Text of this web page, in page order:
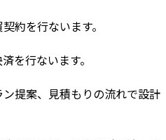
約を行ないます。
を行ないます。
提案、見積もりの流れで設計